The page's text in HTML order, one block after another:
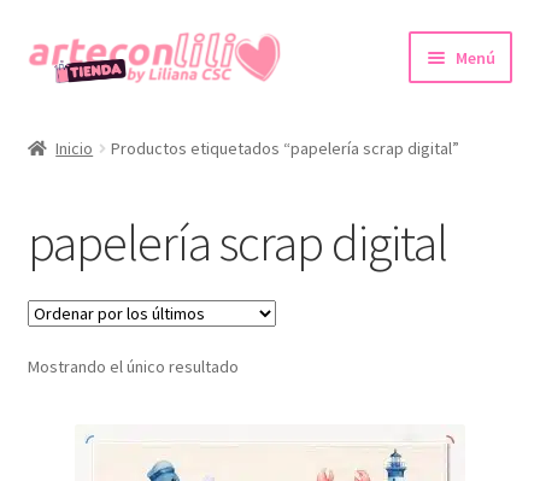
Ir
a
navegación
Ir
al
Menú
Agendas imprimibles
Tienda
Promociones
Cuenta
Inicio Productos etiquetados “papelería scrap digital”
papelería scrap digital
Mostrando el único resultado